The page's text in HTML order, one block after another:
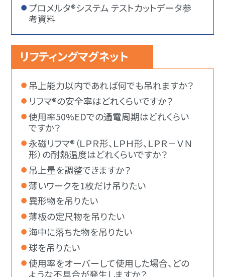
プロメルタ®システム テストカットデータ参
考資料
リフティングマグネット
吊上能力以内であれば何でも吊れますか？
リフマ®の安全率はどれくらいですか？
使用率50%EDでの通電周期はどれくらい
ですか？
永磁リフマ®（ＬＰＲ形、ＬＰＨ形、ＬＰＲ－ＶＮ
形）の耐熱温度はどれくらいですか？
吊上量を調整できますか？
薄いワークを1枚だけ吊りたい
異形物を吊りたい
薄板の定尺物を吊りたい
海中に落ちた物を吊りたい
球を吊りたい
使用率をオーバーして使用した場合、どの
ような不具合が発生しますか？